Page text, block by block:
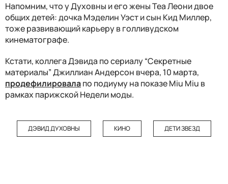
Напомним, что у Духовны и его жены Теа Леони двое
общих детей: дочка Мэделин Уэст и сын Кид Миллер,
тоже развивающий карьеру в голливудском
кинематографе.
Кстати, коллега Дэвида по сериалу “Секретные
материалы” Джиллиан Андерсон вчера, 10 марта,
продефилировалапо подиуму на показе Miu Miu в
рамках парижской Недели моды.
ДЭВИД ДУХОВНЫ КИНО ДЕТИ ЗВЕЗД